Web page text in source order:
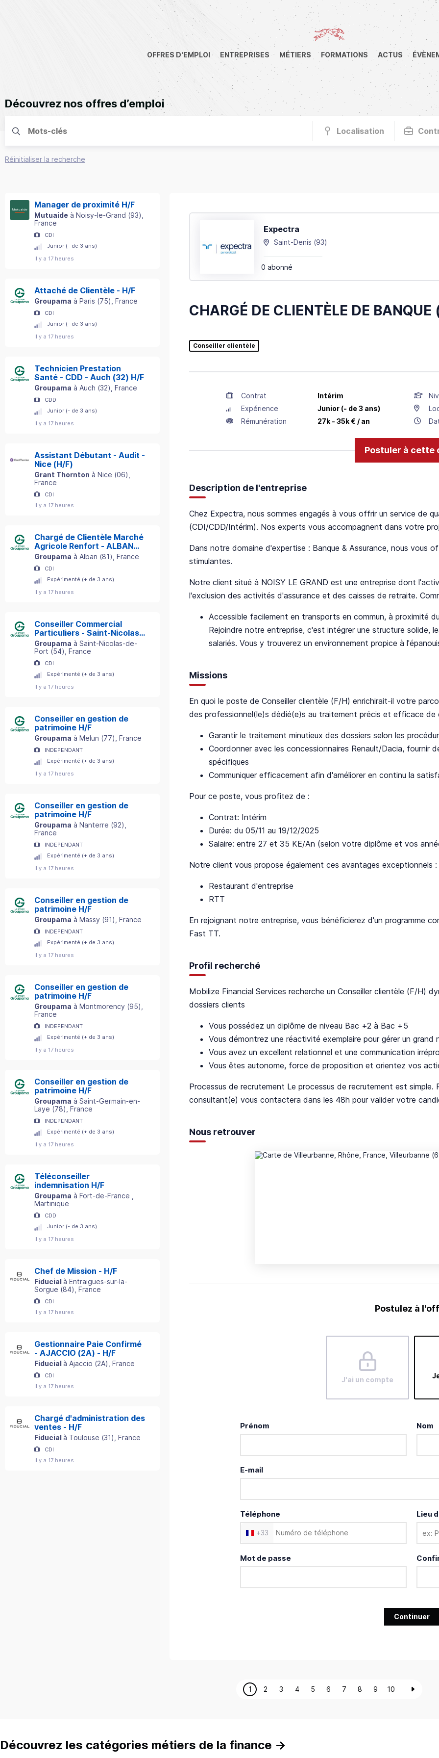
OFFRES D'EMPLOI ENTREPRISES MÉTIERS FORMATIONS ACTUS
Découvrez nos offres d’emploi
Localisation
Réinitialiser la recherche
Manager de proximité H/F
Mutuaide à Noisy-le-Grand (93)
France
CDI
Junior (- de 3 ans)
Il y a 17 heures
Attaché de Clientèle - H/F
Groupama à Paris (75) , France
CDI
Junior (- de 3 ans)
Il y a 17 heures
Technicien Prestation
Santé - CDD - Auch (32) H/F
Groupama à Auch (32) , France
CDD
Junior (- de 3 ans)
Il y a 17 heures
Assistant Débutant - Audit -
Nice (H/F)
Grant Thornton à Nice (06)
France
CDI
Il y a 17 heures
Chargé de Clientèle Marché
Agricole Renfort - ALBAN
(81) H/F
Groupama à Alban (81) , France
CDI
Expérimenté (+ de 3 ans)
Il y a 17 heures
Conseiller Commercial
Particuliers - Saint-Nicolas-
de-Port (54) H/F
Groupama à Saint-Nicolas-de-
Port (54) , France
CDI
Expérimenté (+ de 3 ans)
Il y a 17 heures
Conseiller en gestion de
patrimoine H/F
Groupama à Melun (77) , France
INDEPENDANT
Expérimenté (+ de 3 ans)
Il y a 17 heures
Conseiller en gestion de
patrimoine H/F
Groupama à Nanterre (92)
France
INDEPENDANT
Expérimenté (+ de 3 ans)
Il y a 17 heures
Conseiller en gestion de
patrimoine H/F
Groupama à Massy (91) , France
INDEPENDANT
Expérimenté (+ de 3 ans)
Il y a 17 heures
Conseiller en gestion de
patrimoine H/F
Groupama à Montmorency (95)
France
INDEPENDANT
Expérimenté (+ de 3 ans)
Il y a 17 heures
Conseiller en gestion de
patrimoine H/F
Groupama à Saint-Germain-en-
Laye (78) , France
INDEPENDANT
Expérimenté (+ de 3 ans)
Il y a 17 heures
Téléconseiller
indemnisation H/F
Groupama à Fort-de-France
Martinique
CDD
Junior (- de 3 ans)
Il y a 17 heures
Chef de Mission - H/F
Fiducialà Entraigues-sur-la-
Sorgue (84) , France
CDI
Il y a 17 heures
Gestionnaire Paie Confirmé
- AJACCIO (2A) - H/F
Fiducialà Ajaccio (2A) , France
CDI
Il y a 17 heures
Chargé d'administration des
ventes - H/F
Fiducialà Toulouse (31) , France
CDI
Il y a 17 heures
Expectra
Saint-Denis (93)
0 abonné
CHARGÉ DE CLIENTÈLE DE BANQUE
Conseiller clientèle
Contrat Intérim
Expérience
Junior (- de 3 ans)
Rémunération
27k - 35k € / an
Postuler à cette
Description de l'entreprise
Chez Expectra, nous sommes engagés à vous offrir un service de
(CDI/CDD/Intérim). Nos experts vous accompagnent dans votre
Dans notre domaine d'expertise : Banque & Assurance, nous vous
stimulantes.
Notre client situé à NOISY LE GRAND est une entreprise dont
l'exclusion des activités d'assurance et des caisses de retraite.
Accessible facilement en transports en commun, à proximité
Rejoindre notre entreprise, c'est intégrer une structure solide,
salariés. Vous y trouverez un environnement propice à
Missions
En quoi le poste de Conseiller clientèle (F/H) enrichirait-il votre
des professionnel(le)s dédié(e)s au traitement précis et efficace de
Garantir le traitement minutieux des dossiers selon les
Coordonner avec les concessionnaires Renault/Dacia, fournir
spécifiques
Communiquer efficacement afin d'améliorer en continu la
Pour ce poste, vous profitez de :
Contrat: Intérim
Durée: du 05/11 au 19/12/2025
Salaire: entre 27 et 35 KE/An (selon votre diplôme et vos
Notre client vous propose également ces avantages exceptionnels :
Restaurant d'entreprise
RTT
En rejoignant notre entreprise, vous bénéficierez d'un programme
Fast TT.
Profil recherché
Mobilize Financial Services recherche un Conseiller clientèle (F/H)
dossiers clients
Vous possédez un diplôme de niveau Bac +2 à Bac +5
Vous démontrez une réactivité exemplaire pour gérer un
Vous avez un excellent relationnel et une communication
Vous êtes autonome, force de proposition et orientez vos
Processus de recrutement Le processus de recrutement est
consultant(e) vous contactera dans les 48h pour valider votre
Nous retrouver
Postulez à
J'ai un compte
Prénom Nom
E-mail
Téléphone
+33
Lieu
Mot de passe
Continuer
1 2 3 4 5 6 7 8 9 10
Découvrez les catégories métiers de la finance →